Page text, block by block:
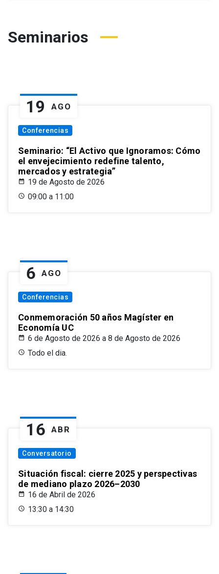
Seminarios
19 AGO
Conferencias
Seminario: “El Activo que Ignoramos: Cómo
el envejecimiento redefine talento,
mercados y estrategia”
19 de Agosto de 2026
09:00 a 11:00
6 AGO
Conferencias
Conmemoración 50 años Magíster en
Economía UC
6 de Agosto de 2026 a 8 de Agosto de 2026
Todo el dia.
16 ABR
Conversatorio
Situación fiscal: cierre 2025 y perspectivas
de mediano plazo 2026–2030
16 de Abril de 2026
13:30 a 14:30